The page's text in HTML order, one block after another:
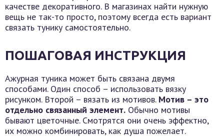
качестве декоративного. В магазинах найти нужную
вещь не так-то просто, поэтому всегда есть вариант
связать тунику самостоятельно.
ПОШАГОВАЯ ИНСТРУКЦИЯ
Ажурная туника может быть связана двумя
способами. Один способ – использовать вязку
рисунком. Второй – вязать из мотивов. Мотив – это
отдельно связанный элемент. Обычно мотивы
бывают цветочные. Смотрятся они очень эффектно,
их можно комбинировать, как душа пожелает.